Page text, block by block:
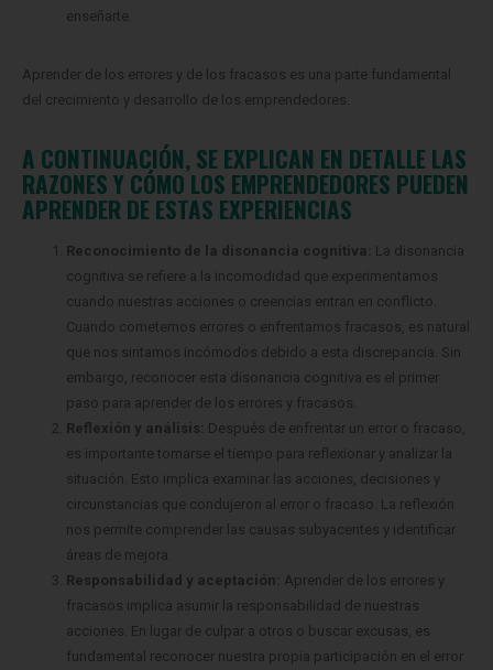
enseñarte.
Aprender de los errores y de los fracasos es una parte fundamental
del crecimiento y desarrollo de los emprendedores.
A CONTINUACIÓN, SE EXPLICAN EN DETALLE LAS
RAZONES Y CÓMO LOS EMPRENDEDORES PUEDEN
APRENDER DE ESTAS EXPERIENCIAS
Reconocimiento de la disonancia cognitiva:
La disonancia
cognitiva se refiere a la incomodidad que experimentamos
cuando nuestras acciones o creencias entran en conflicto.
Cuando cometemos errores o enfrentamos fracasos, es natural
que nos sintamos incómodos debido a esta discrepancia. Sin
embargo, reconocer esta disonancia cognitiva es el primer
paso para aprender de los errores y fracasos.
Reflexión y análisis: Después de enfrentar un error o fracaso,
es importante tomarse el tiempo para reflexionar y analizar la
situación. Esto implica examinar las acciones, decisiones y
circunstancias que condujeron al error o fracaso. La reflexión
nos permite comprender las causas subyacentes y identificar
áreas de mejora.
Responsabilidad y aceptación: Aprender de los errores y
fracasos implica asumir la responsabilidad de nuestras
acciones. En lugar de culpar a otros o buscar excusas, es
fundamental reconocer nuestra propia participación en el error